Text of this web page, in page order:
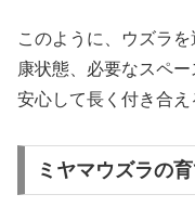
このように、ウズラ
康状態、必要なスペ
安心して長く付き合え
ミヤマウズラの